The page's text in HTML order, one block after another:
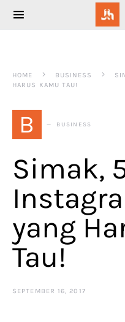
SEARCH FOR:
HOME BUSINESS
HARUS KAMU TAU!
B BUSINESS
Simak,
yang
Tau!
SEPTEMBER 16, 2017